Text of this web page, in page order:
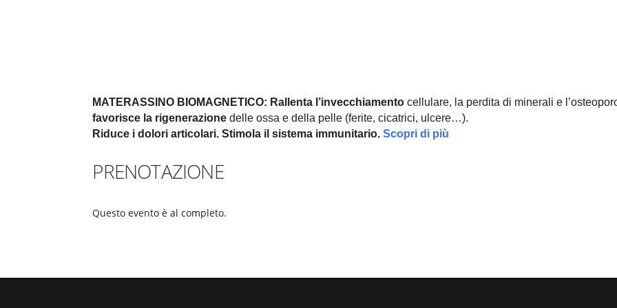
MATERASSINO BIOMAGNETICO: Rallenta l’invecchiamento cellulare, la perdita di minerali e
favorisce la rigenerazione delle ossa e della pelle (ferite, cicatrici, ulcere…).
Riduce i dolori articolari.Stimola il sistema immunitario.Scopri di più
PRENOTAZIONE
Questo evento è al completo.